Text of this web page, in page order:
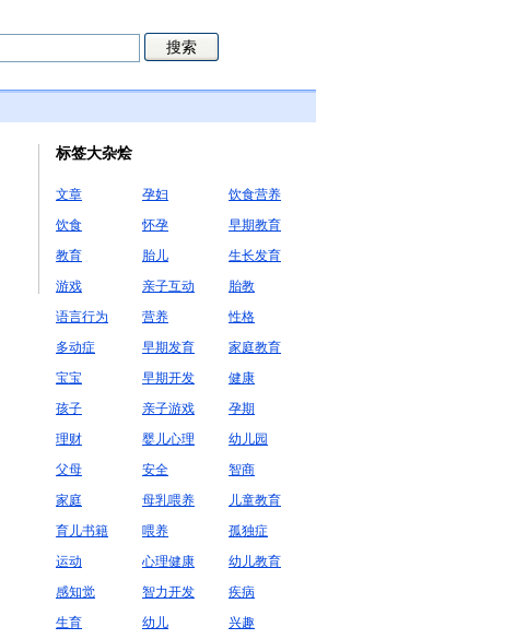
标签大杂烩
文章 孕妇
饮食营养
饮食
怀孕
早期教育
教育
胎儿
生长发育
游戏
亲子互动
胎教
语言行为
营养
性格
多动症
早期发育
家庭教育
宝宝
早期开发
健康
孩子
亲子游戏
孕期
理财
婴儿心理
幼儿园
父母
安全
智商
家庭
母乳喂养
儿童教育
育儿书籍
喂养
孤独症
运动
心理健康
幼儿教育
感知觉
智力开发
疾病
生育
幼儿
兴趣